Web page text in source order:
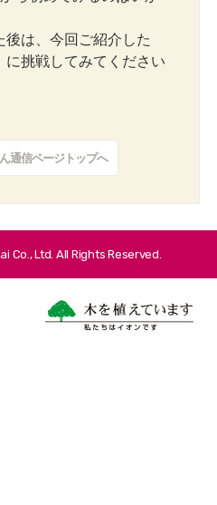
後は、今回ご紹介した
に挑戦してみてください
通信ページトップへ
Co., Ltd. All Rights Reserved.